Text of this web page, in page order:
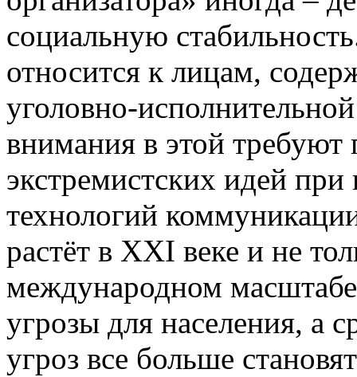
социальную
относится к лицам,
уголовно-
внимания в этой
экстремистских идей
технологий
растёт в XXI веке и не
международном
угрозы для населения, а
угроз все больше